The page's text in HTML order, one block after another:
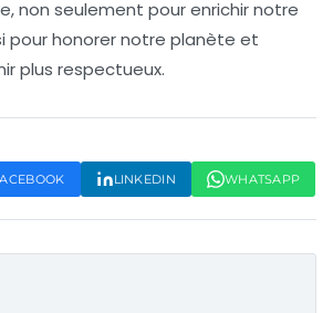
, non seulement pour enrichir notre
pour honorer notre planète et
plus respectueux.
LINKEDIN WHATSAPP